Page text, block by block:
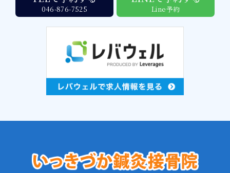
046-876-7525 Line予約